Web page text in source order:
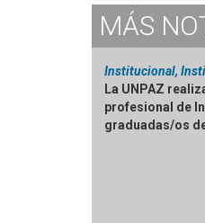
MÁS
Institucional,
La UNPAZ
profesional de
graduadas/os